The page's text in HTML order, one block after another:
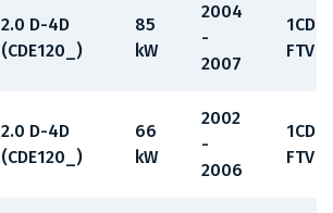
2.0 D-4D
(CDE120_)
85
kW
2004
-
2007
1CD-
FTV
2.0 D-4D
(CDE120_)
66
kW
2002
-
2006
1CD-
FTV